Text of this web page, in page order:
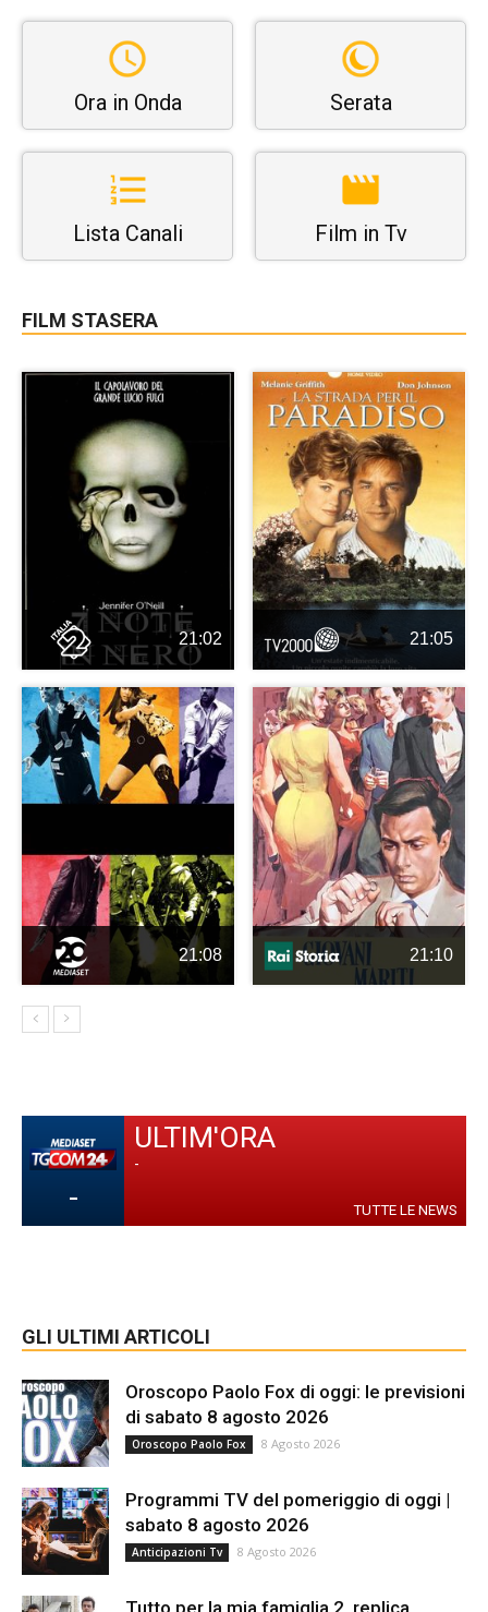
Ora in Onda Serata
Lista Canali Film in Tv
FILM STASERA
21:02 21:05
21:08 21:10
-
ULTIM'ORA
-
TUTTE LE NEWS
GLI ULTIMI ARTICOLI
Oroscopo Paolo Fox di oggi: le previsioni
di sabato 8 agosto 2026
Oroscopo Paolo Fox 8 Agosto 2026
Programmi TV del pomeriggio di oggi |
sabato 8 agosto 2026
Anticipazioni Tv 8 Agosto 2026
Tutto per la mia famiglia 2, replica